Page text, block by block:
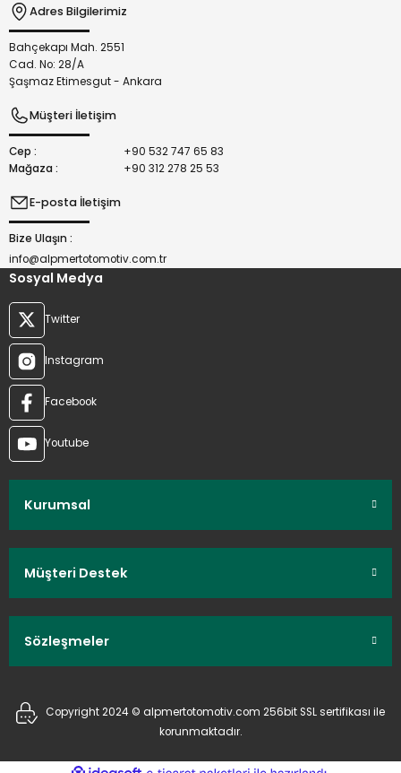
Adres Bilgilerimiz
Bahçekapı Mah. 2551
Cad. No: 28/A
Şaşmaz Etimesgut - Ankara
Müşteri İletişim
Cep :
+90 532 747 65 83
Mağaza :
+90 312 278 25 53
E-posta İletişim
Bize Ulaşın :
info@alpmertotomotiv.com.tr
Sosyal Medya
Twitter
Instagram
Facebook
Youtube
Kurumsal
Müşteri Destek
Sözleşmeler
Copyright 2024 © alpmertotomotiv.com 256bit SSL sertifikası ile
korunmaktadır.